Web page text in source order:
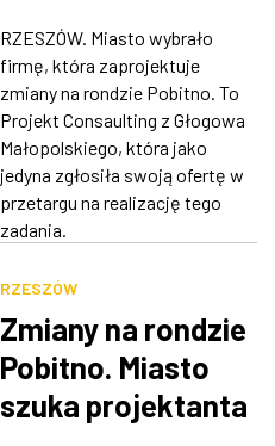
RZESZÓW. Miasto wybrało
firmę, która zaprojektuje
zmiany na rondzie Pobitno. To
Projekt Consaulting z Głogowa
Małopolskiego, która jako
jedyna zgłosiła swoją ofertę w
przetargu na realizację tego
zadania.
RZESZÓW
Zmiany na rondzie
Pobitno. Miasto
szuka projektanta